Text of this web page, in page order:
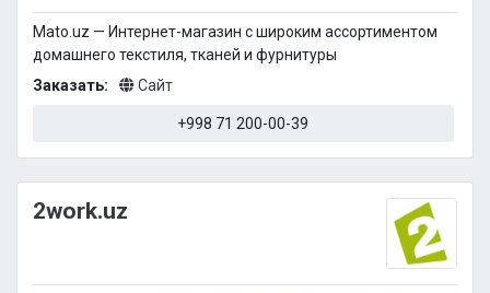
Mato.uz — Интернет-магазин с широким ассортиментом
домашнего текстиля, тканей и фурнитуры
Заказать:
Сайт
+998 71 200-00-39
2work.uz